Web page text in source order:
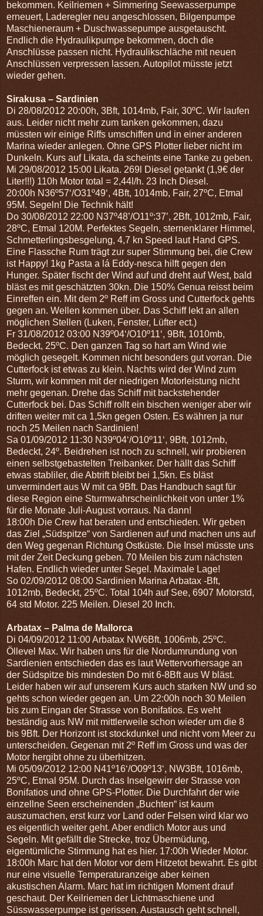
bekommen. Keilriemen + Simmering Seewasserpumpe
erneuert, Laderegler neu angeschlossen, Bilgenpumpe
Maschieneraum + Duschwassepumpe ausgetauscht.
Endlich die Hydraulikpumpe bekommen, doch die
Anschlüsse passen nicht. Hydraulikschläche mit neuen
Anschlüssen verpressen lassen. Autopilot müsste jetzt
wieder gehen.
Sirakusa – Sardinien
Di 28/08/2012 20:00h, 3Bft, 1014mb, Fair, 30ºC. Wir laufen
aus. Leider nicht mehr zum tanken gekommen, dazu
müssten wir einige Riffs umschiffen und in einer anderen
Marina wieder anlegen. Ohne GPS Plotter lieber nicht im
Dunkeln. Kurs auf Likata, da scheints eine Tanke zu geben.
Mi 29/08/2012 15:00 Likata. 269l Diesel getankt (1,9€ der
Liter!!!) 110h Motor total = 2,44l/h. 23 Inch Diesel.
20:00h N36º57‘/O31º49‘, 4Bft, 1014mb, Fair, 27ºC, Etmal
95M. Segeln! Die Technik hält!
Do 30/08/2012 22:00 N37º48’/O11º:37’, 2Bft, 1012mb, Fair,
28ºC, Etmal 120M. Perfektes Segeln, sternenklarer Himmel,
Schmetterlingsbesgelung, 4,7 kn Speed laut Hand GPS.
Eine Flassche Rum trägt zur super Stimmung bei, die Crew
ist Happy! 1kg Pasta a lá Eddy-nesca hilft gegen den
Hunger. Später fischt der Wind auf und dreht auf West, bald
bläst es mit geschätzten 30kn. Die 150% Genua reisst beim
Einreffen ein. Mit dem 2º Reff im Gross und Cutterfock gehts
gegen an. Wellen kommen über. Das Schiff lekt an allen
möglichen Stellen (Luken, Fenster, Lüfter ect.)
Fr 31/08/2012 03:00 N39º04‘/O10º11‘, 9Bft, 1010mb,
Bedeckt, 25ºC. Den ganzen Tag so hart am Wind wie
möglich gesegelt. Kommen nicht besonders gut vorran. Die
Cutterfock ist etwas zu klein. Nachts wird der Wind zum
Sturm, wir kommen mit der niedrigen Motorleistung nicht
mehr gegenan. Drehe das Schiff mit backstehender
Cutterfock bei. Das Schiff rollt ein bischen weniger aber wir
driften weiter mit ca 1,5kn gegen Osten. Es währen ja nur
noch 25 Meilen nach Sardinien!
Sa 01/09/2012 11:30 N39º04‘/O10º11‘, 9Bft, 1012mb,
Bedeckt, 24º. Beidrehen ist noch zu schnell, wir probieren
einen selbstgebastelten Treibanker. Der hällt das Schiff
etwas stabliler, die Abtrift bleibt bei 1,5kn. Es bläst
unvermindert aus W mit ca 9Bft. Das Handbuch sagt für
diese Region eine Sturmwahrscheinlichkeit von unter 1%
für die Monate Juli-August vorraus. Na dann!
18:00h Die Crew hat beraten und entschieden. Wir geben
das Ziel „Südspitze“ von Sardienen auf und machen uns auf
den Weg gegenan Richtung Ostküste. Die Insel müsste uns
mit der Zeit Deckung geben. 70 Meilen bis zum nächsten
Hafen. Endlich wieder unter Segel. Maximale Lage!
So 02/09/2012 08:00 Sardinien Marina Arbatax -Bft,
1012mb, Bedeckt, 25ºC. Total 104h auf See, 6907 Motorstd,
64 std Motor. 225 Meilen. Diesel 20 Inch.
Arbatax – Palma de Mallorca
Di 04/09/2012 11:00 Arbatax NW6Bft, 1006mb, 25ºC.
Öllevel Max. Wir haben uns für die Nordumrundung von
Sardienien entschieden das es laut Wettervorhersage an
der Südspitze bis mindesten Do mit 6-8Bft aus W bläst.
Leider haben wir auf unserem Kurs auch starken NW und so
gehts schon wieder gegen an. Um 22:00h noch 30 Meilen
bis zum Eingan der Strasse von Bonifatios. Es weht
beständig aus NW mit mittlerweile schon wieder um die 8
bis 9Bft. Der Horizont ist stockdunkel und nicht vom Meer zu
unterscheiden. Gegenan mit 2º Reff im Gross und was der
Motor hergibt ohne zu überhitzen.
Mi 05/09/2012 12:00 N41º16‘/O09º13‘, NW3Bft, 1016mb,
25ºC, Etmal 95M. Durch das Inselgewirr der Strasse von
Bonifatios und ohne GPS-Plotter. Die Durchfahrt der wie
einzellne Seen erscheinenden „Buchten“ ist kaum
auszumachen, erst kurz vor Land oder Felsen wird klar wo
es eigentlich weiter geht. Aber endlich Motor aus und
Segeln. Mit gefällt die Strecke, troz Übermüdung,
eigentümliche Stimmung hat es hier. 17:00h Wieder Motor.
18:00h Marc hat den Motor vor dem Hitzetot bewahrt. Es gibt
nur eine visuelle Temperaturanzeige aber keinen
akustischen Alarm. Marc hat im richtigen Moment drauf
geschaut. Der Keilriemen der Lichtmaschiene und
Süsswasserpumpe ist gerissen. Austausch geht schnell,